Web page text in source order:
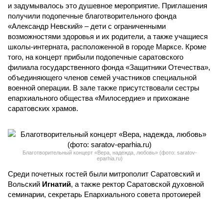
и задумывалось это душевное мероприятие. Приглашения
получили подопечные благотворительного фонда
«Александр Невский» – дети с ограниченными
возможностями здоровья и их родители, а также учащиеся
школы-интерната, расположенной в городе Марксе. Кроме
того, на концерт прибыли подопечные саратовского
филиала государственного фонда «Защитники Отечества»,
объединяющего членов семей участников специальной
военной операции. В зале также присутствовали сестры
епархиального общества «Милосердие» и прихожане
саратовских храмов.
Благотворительный концерт «Вера, надежда, любовь» (фото: saratov-
eparhia.ru)
Среди почетных гостей были митрополит Саратовский и
Вольский Игнатий, а также ректор Саратовской духовной
семинарии, секретарь Епархиального совета протоиерей